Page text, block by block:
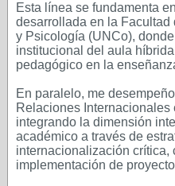
Esta línea se fundamenta
desarrollada en la
y Psicología (UNCo),
institucional del aula
pedagógico en la
En paralelo, me
Relaciones
integrando la dimensión
académico a través de
internacionalización crítica,
implementación de